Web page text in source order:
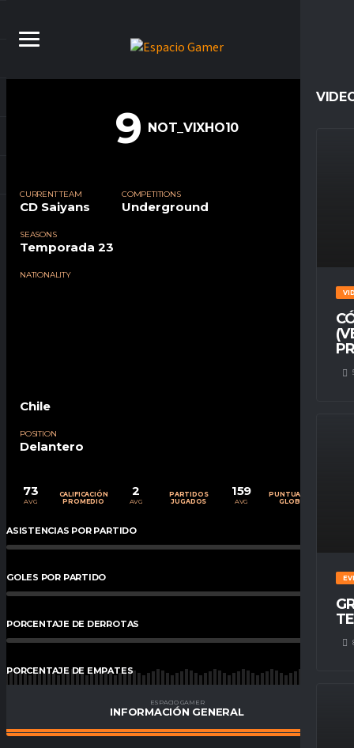
9 NOT_VIXHO10
CURRENT TEAM
CD Saiyans
COMPETITIONS
Underground
SEASONS
Temporada 23
NATIONALITY
Chile
POSITION
Delantero
73
AVG
CALIFICACIÓN
PROMEDIO
2
AVG
PARTIDOS
JUGADOS
159
AVG
PUNTUACIÓN
GLOBAL
ASISTENCIAS POR PARTIDO
GOLES POR PARTIDO %
PORCENTAJE DE DERROTAS %
PORCENTAJE DE EMPATES
PORCENTAJE DE VICTORIAS
ESPACIO GAMER
INFORMACIÓN GENERAL